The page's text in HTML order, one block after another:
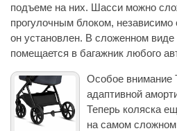
подъеме на них. Шасси можно
прогулочным блоком, независимо
он установлен. В сложенном виде
помещается в багажник любого
Особое внимание
адаптивной
Теперь коляска
на самом